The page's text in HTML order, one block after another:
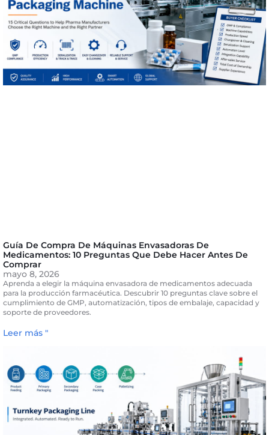
Guía De Compra De Máquinas Envasadoras De
Medicamentos: 10 Preguntas Que Debe Hacer Antes De
Comprar
mayo 8, 2026
Aprenda a elegir la máquina envasadora de medicamentos adecuada
para la producción farmacéutica. Descubrir 10 preguntas clave sobre el
cumplimiento de GMP, automatización, tipos de embalaje, capacidad y
soporte de proveedores.
Leer más "